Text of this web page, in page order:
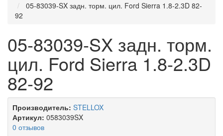
05-83039-SX задн. торм. цил. Ford Sierra 1.8-2.3D 82-
92
05-83039-SX задн. торм.
цил. Ford Sierra 1.8-2.3D
82-92
Производитель: STELLOX
Артикул: 0583039SX
0 отзывов